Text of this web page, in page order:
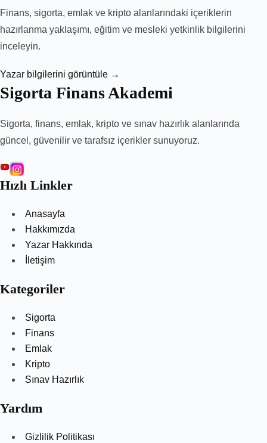
Finans, sigorta, emlak ve kripto alanlarındaki içeriklerin
hazırlanma yaklaşımı, eğitim ve mesleki yetkinlik bilgilerini
inceleyin.
Yazar bilgilerini görüntüle →
Sigorta Finans Akademi
Sigorta, finans, emlak, kripto ve sınav hazırlık alanlarında
güncel, güvenilir ve tarafsız içerikler sunuyoruz.
Hızlı Linkler
Anasayfa
Hakkımızda
Yazar Hakkında
İletişim
Kategoriler
Sigorta
Finans
Emlak
Kripto
Sınav Hazırlık
Yardım
Gizlilik Politikası